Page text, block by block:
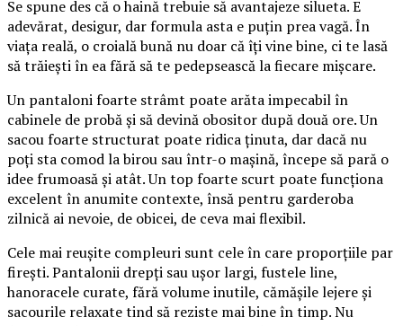
Se spune des că o haină trebuie să avantajeze silueta. E
adevărat, desigur, dar formula asta e puțin prea vagă. În
viața reală, o croială bună nu doar că îți vine bine, ci te lasă
să trăiești în ea fără să te pedepsească la fiecare mișcare.
Un pantaloni foarte strâmt poate arăta impecabil în
cabinele de probă și să devină obositor după două ore. Un
sacou foarte structurat poate ridica ținuta, dar dacă nu
poți sta comod la birou sau într-o mașină, începe să pară o
idee frumoasă și atât. Un top foarte scurt poate funcționa
excelent în anumite contexte, însă pentru garderoba
zilnică ai nevoie, de obicei, de ceva mai flexibil.
Cele mai reușite compleuri sunt cele în care proporțiile par
firești. Pantalonii drepți sau ușor largi, fustele line,
hanoracele curate, fără volume inutile, cămășile lejere și
sacourile relaxate tind să reziste mai bine în timp. Nu